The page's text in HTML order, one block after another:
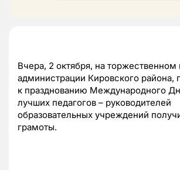
Вчера, 2 октября, на
администрации Кировского района,
к празднованию Международного
лучших педагогов – руководителей
образовательных учреждений
грамоты.